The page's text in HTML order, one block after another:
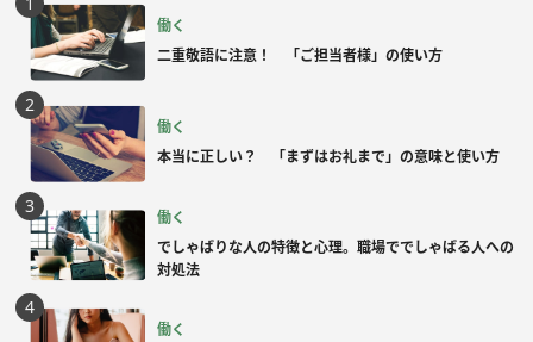
働く
二重敬語に注意！ 「ご担当者様」の使い方
働く
本当に正しい？ 「まずはお礼まで」の意味と使い方
働く
でしゃばりな人の特徴と心理。職場ででしゃばる人への
対処法
働く